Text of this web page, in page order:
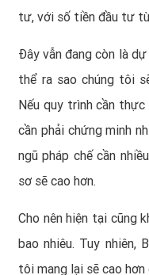
tư, với số tiền đầu tư
Đây vẫn đang còn là
thể ra sao chúng tôi
Nếu quy trình cần
cần phải chứng minh
ngũ pháp chế cần
sơ sẽ cao hơn.
Cho nên hiện tại cũng
bao nhiêu. Tuy nhiên,
tôi mang lại sẽ cao hơn